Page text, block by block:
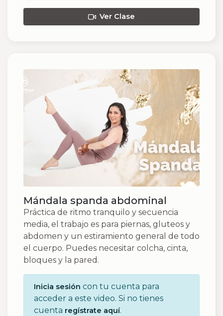
Ver Clase
Mándala spanda abdominal
Práctica de ritmo tranquilo y secuencia
media, el trabajo es para piernas, gluteos y
abdomen y un estiramiento general de todo
el cuerpo. Puedes necesitar colcha, cinta,
bloques y la pared.
Inicia sesión con tu cuenta para
acceder a este video. Si no tienes
cuenta regístrate aquí.